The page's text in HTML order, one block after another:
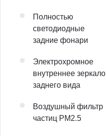
Полностью
светодиодные
задние фонари
Электрохромное
внутреннее зеркало
заднего вида
Воздушный фильтр
частиц PM2.5